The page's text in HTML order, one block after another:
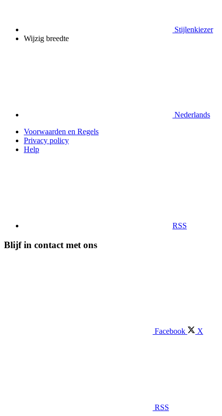
Stijlenkiezer
Wijzig breedte
Nederlands
Voorwaarden en Regels
Privacy policy
Help
RSS
Blijf in contact met ons
Facebook X
RSS